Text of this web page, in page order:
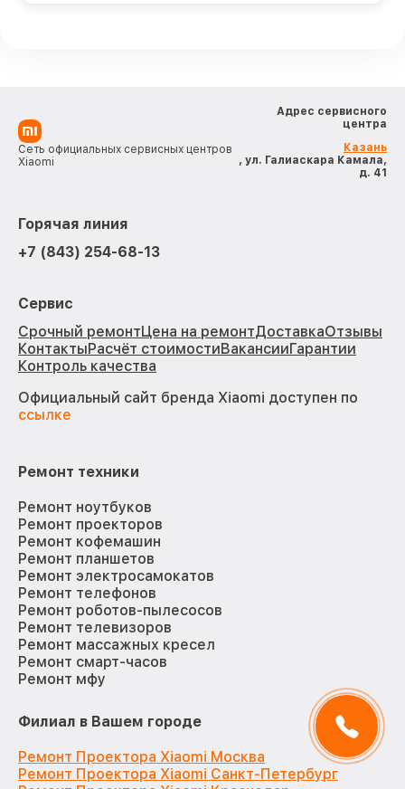
Сеть официальных сервисных центров
Xiaomi
Адрес сервисного
центра
Казань
, ул. Галиаскара Камала,
д. 41
Горячая линия
+7 (843) 254-68-13
Сервис
Срочный ремонтЦена на ремонтДоставкаОтзывы
КонтактыРасчёт стоимостиВакансииГарантии
Контроль качества
Официальный сайт бренда Xiaomi доступен по
ссылке
Ремонт техники
Ремонт ноутбуков
Ремонт проекторов
Ремонт кофемашин
Ремонт планшетов
Ремонт электросамокатов
Ремонт телефонов
Ремонт роботов-пылесосов
Ремонт телевизоров
Ремонт массажных кресел
Ремонт смарт-часов
Ремонт мфу
Филиал в Вашем городе
Ремонт Проектора Xiaomi Москва
Ремонт Проектора Xiaomi Санкт-Петербург